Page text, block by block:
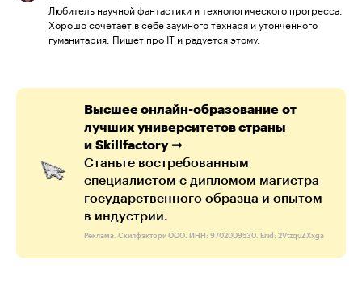
Любитель научной фантастики и технологического прогресса.
Хорошо сочетает в себе заумного технаря и утончённого
гуманитария. Пишет про IT и радуется этому.
Высшее онлайн-образование от
лучших университетов страны
и Skillfactory ➞
Станьте востребованным
специалистом с дипломом магистра
государственного образца и опытом
в индустрии.
Реклама. Скилфэктори ООО. ИНН: 9702009530. Erid: 2VtzquZXxga